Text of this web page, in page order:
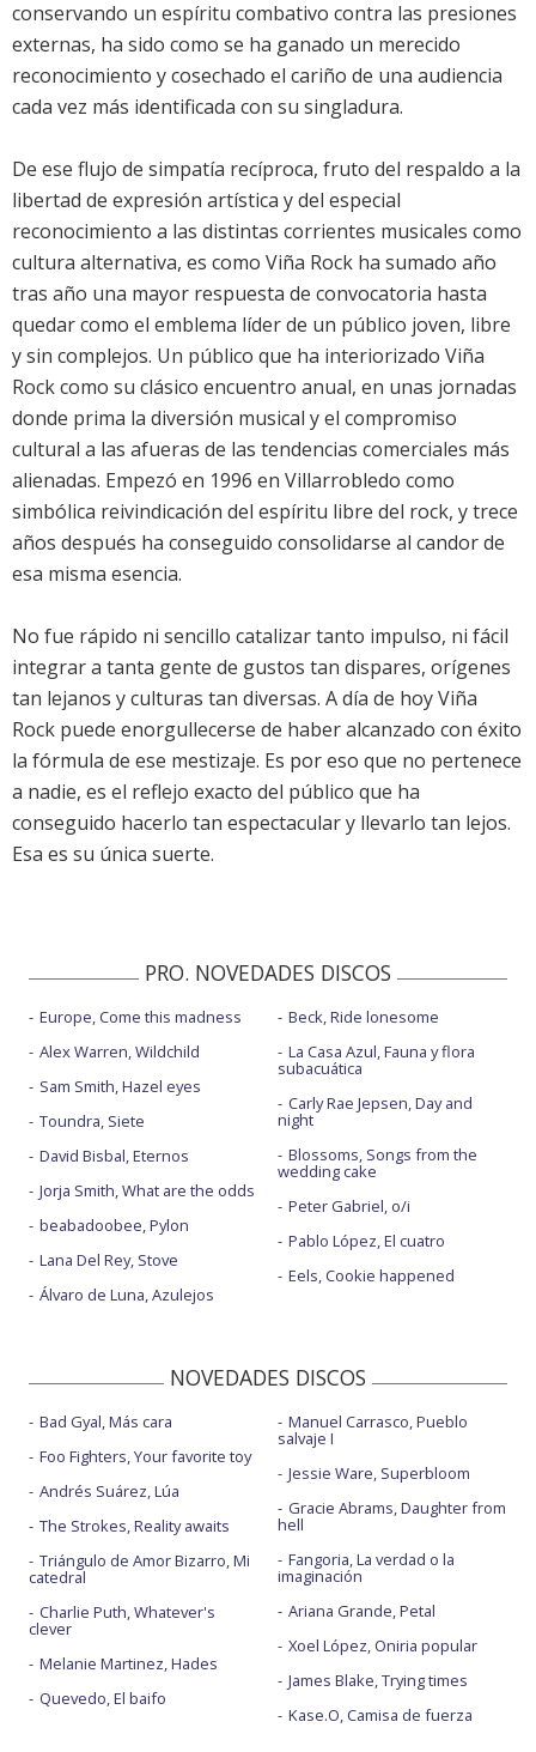
conservando un espíritu combativo contra las presiones
externas, ha sido como se ha ganado un merecido
reconocimiento y cosechado el cariño de una audiencia
cada vez más identificada con su singladura.
De ese flujo de simpatía recíproca, fruto del respaldo a la
libertad de expresión artística y del especial
reconocimiento a las distintas corrientes musicales como
cultura alternativa, es como Viña Rock ha sumado año
tras año una mayor respuesta de convocatoria hasta
quedar como el emblema líder de un público joven, libre
y sin complejos. Un público que ha interiorizado Viña
Rock como su clásico encuentro anual, en unas jornadas
donde prima la diversión musical y el compromiso
cultural a las afueras de las tendencias comerciales más
alienadas. Empezó en 1996 en Villarrobledo como
simbólica reivindicación del espíritu libre del rock, y trece
años después ha conseguido consolidarse al candor de
esa misma esencia.
No fue rápido ni sencillo catalizar tanto impulso, ni fácil
integrar a tanta gente de gustos tan dispares, orígenes
tan lejanos y culturas tan diversas. A día de hoy Viña
Rock puede enorgullecerse de haber alcanzado con éxito
la fórmula de ese mestizaje. Es por eso que no pertenece
a nadie, es el reflejo exacto del público que ha
conseguido hacerlo tan espectacular y llevarlo tan lejos.
Esa es su única suerte.
PRO. NOVEDADES DISCOS
Europe, Come this madness
Alex Warren, Wildchild
Sam Smith, Hazel eyes
Toundra, Siete
David Bisbal, Eternos
Jorja Smith, What are the odds
beabadoobee, Pylon
Lana Del Rey, Stove
Álvaro de Luna, Azulejos
Beck, Ride lonesome
La Casa Azul, Fauna y flora
subacuática
Carly Rae Jepsen, Day and
night
Blossoms, Songs from the
wedding cake
Peter Gabriel, o/i
Pablo López, El cuatro
Eels, Cookie happened
NOVEDADES DISCOS
Bad Gyal, Más cara
Foo Fighters, Your favorite toy
Andrés Suárez, Lúa
The Strokes, Reality awaits
Triángulo de Amor Bizarro, Mi
catedral
Charlie Puth, Whatever's
clever
Melanie Martinez, Hades
Quevedo, El baifo
Manuel Carrasco, Pueblo
salvaje I
Jessie Ware, Superbloom
Gracie Abrams, Daughter from
hell
Fangoria, La verdad o la
imaginación
Ariana Grande, Petal
Xoel López, Oniria popular
James Blake, Trying times
Kase.O, Camisa de fuerza